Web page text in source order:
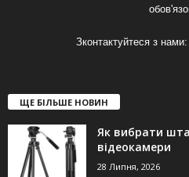
Зконтактуйтеся з нами:
ЩЕ БІЛЬШЕ НОВИН
Як вибрати
відеокамери
28 Липня, 2026